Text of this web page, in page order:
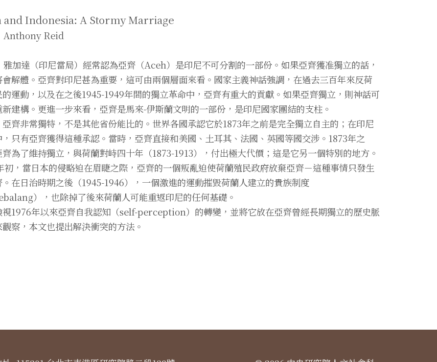
and Indonesia: A Stormy Marriage
Reid
加達（印尼當局）經常認為亞齊（Aceh）是印尼不可分割的一部份。如果亞齊獲准獨立的話，
解體。亞齊對印尼甚為重要，這可由兩個層面來看。國家主義神話強調，在過去三百年來反荷
運動，以及在之後1945-1949年間的獨立革命中，亞齊有重大的貢獻。如果亞齊獨立，則神話可
建構。更進一步來看，亞齊是馬來-伊斯蘭文明的一部份，是印尼國家團結的支柱。
齊非常獨特，不是其他省份能比的。世界各國承認它於1873年之前是完全獨立自主的；在印尼
只有亞齊獲得這種承認。當時，亞齊直接和美國、土耳其、法國、英國等國交涉。1873年之
為了維持獨立，與荷蘭對峙四十年（1873-1913），付出極大代價；這是它另一個特別的地方。
初，當日本的侵略迫在眉睫之際，亞齊的一個叛亂迫使荷蘭殖民政府放棄亞齊－這種事情只發生
在日治時期之後（1945-1946），一個激進的運動摧毀荷蘭人建立的貴族制度
），也除掉了後來荷蘭人可能重返印尼的任何基礎。
視1976年以來亞齊自我認知（self-perception）的轉變，並將它放在亞齊曾經長期獨立的歷史脈
察，本文也提出解決衝突的方法。